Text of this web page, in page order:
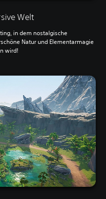
Welt
in dem nostalgische
Natur und Elementarmagie
wird!